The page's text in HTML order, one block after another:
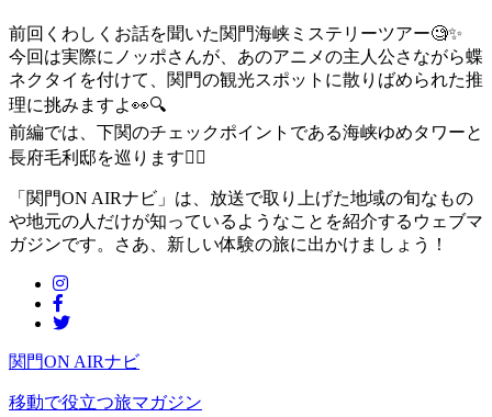
前回くわしくお話を聞いた関門海峡ミステリーツアー🧐✨
今回は実際にノッポさんが、あのアニメの主人公さながら蝶
ネクタイを付けて、関門の観光スポットに散りばめられた推
理に挑みますよ👀🔍
前編では、下関のチェックポイントである海峡ゆめタワーと
長府毛利邸を巡ります🚶‍♂️
「関門ON AIRナビ」は、放送で取り上げた地域の旬なもの
や地元の人だけが知っているようなことを紹介するウェブマ
ガジンです。さあ、新しい体験の旅に出かけましょう！
関門ON AIRナビ
移動で役立つ旅マガジン